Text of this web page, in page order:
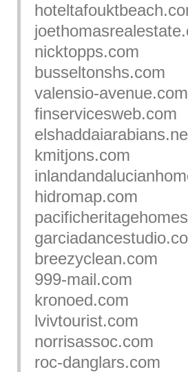
nicktopps.com
busseltonshs.com
valensio-avenue.com
finservicesweb.com
kmitjons.com
hidromap.com
breezyclean.com
999-mail.com
kronoed.com
lvivtourist.com
norrisassoc.com
roc-danglars.com